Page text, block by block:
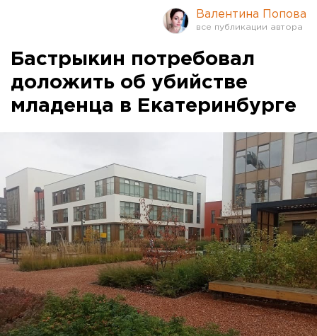
Валентина Попова
Бастрыкин потребовал
доложить об убийстве
младенца в Екатеринбурге